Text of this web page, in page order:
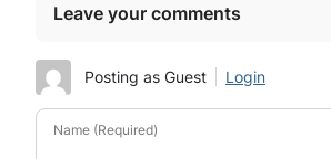
Leave your comments
Posting as Guest Login
Name (Required)